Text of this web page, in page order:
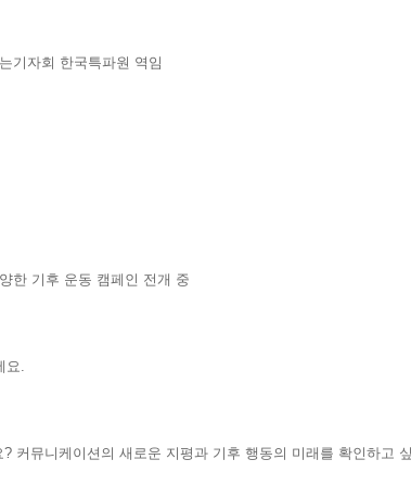
기자회 한국특파원 역임
한 기후 운동 캠페인 전개 중
요.
커뮤니케이션의 새로운 지평과 기후 행동의 미래를 확인하고